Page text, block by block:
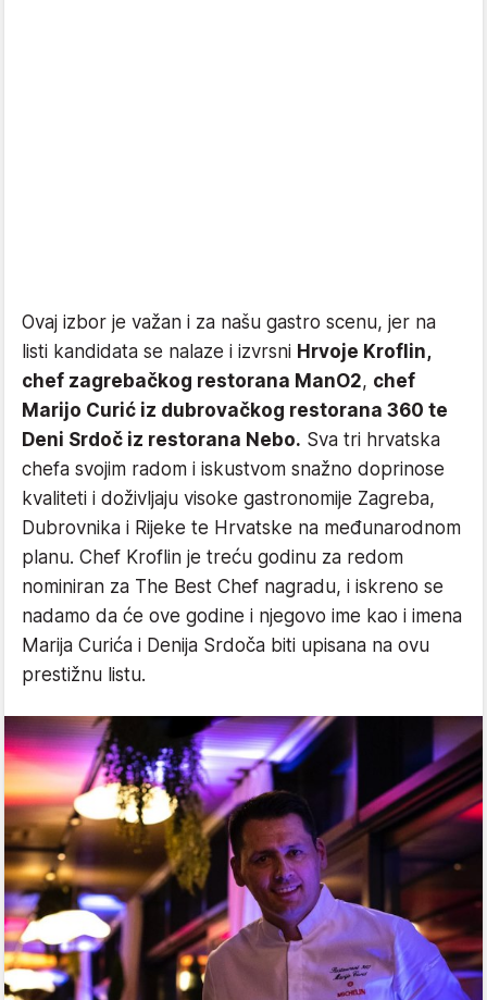
Ovaj izbor je važan i za našu gastro scenu, jer na
listi kandidata se nalaze i izvrsni Hrvoje Kroflin,
chef zagrebačkog restorana ManO2, chef
Marijo Curić iz dubrovačkog restorana 360 te
Deni Srdoč iz restorana Nebo. Sva tri hrvatska
chefa svojim radom i iskustvom snažno doprinose
kvaliteti i doživljaju visoke gastronomije Zagreba,
Dubrovnika i Rijeke te Hrvatske na međunarodnom
planu. Chef Kroflin je treću godinu za redom
nominiran za The Best Chef nagradu, i iskreno se
nadamo da će ove godine i njegovo ime kao i imena
Marija Curića i Denija Srdoča biti upisana na ovu
prestižnu listu.